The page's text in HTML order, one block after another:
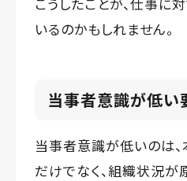
いるのかもしれません。
当事者意識が低い
当事者意識が低いのは
だけでなく、組織状況